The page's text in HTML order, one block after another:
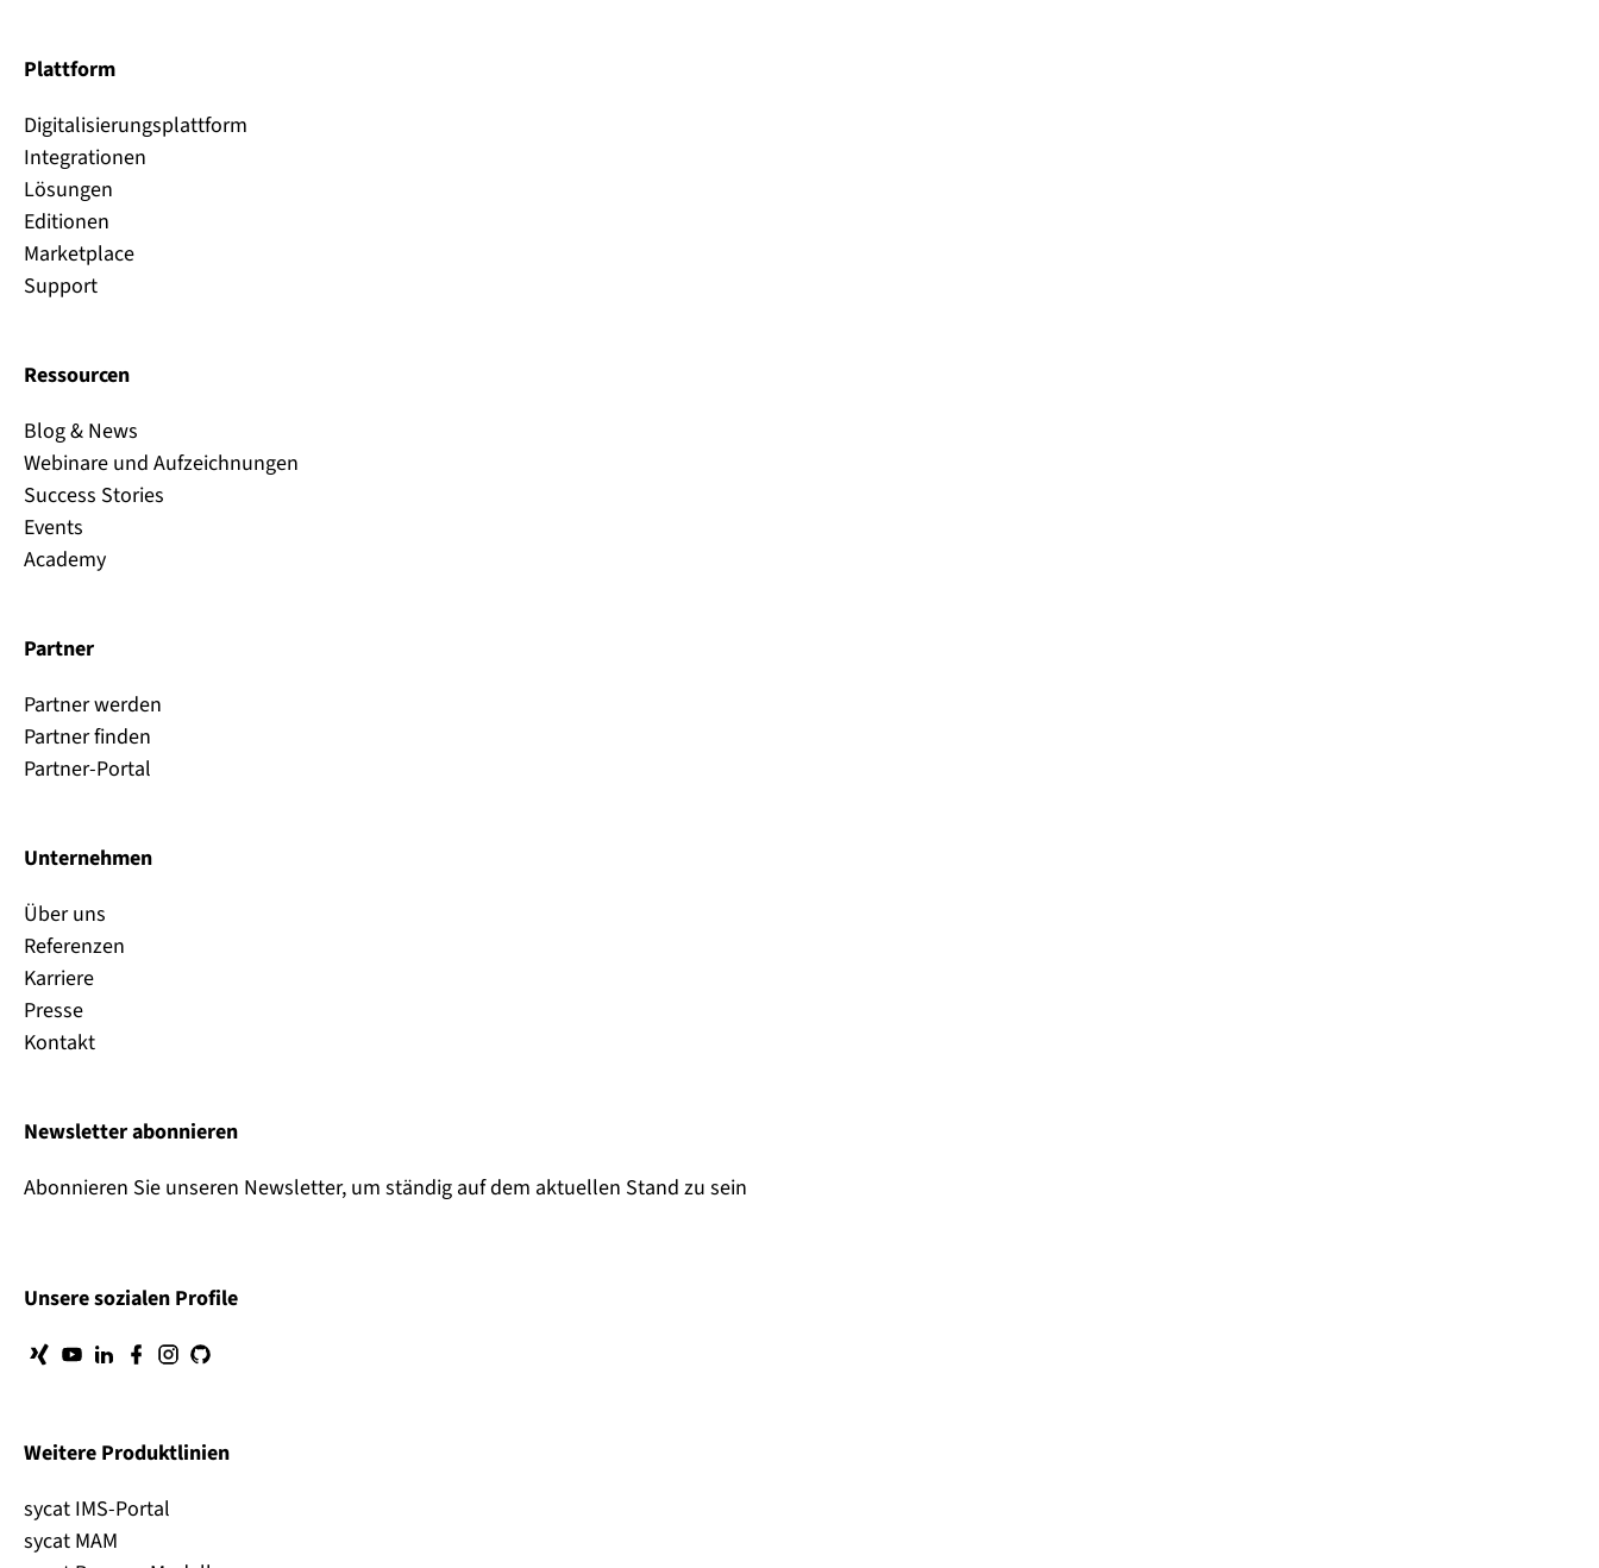
Plattform
Digitalisierungsplattform
Integrationen
Lösungen
Editionen
Marketplace
Support
Ressourcen
Blog & News
Webinare und Aufzeichnungen
Success Stories
Events
Academy
Partner
Partner werden
Partner finden
Partner-Portal
Unternehmen
Über uns
Referenzen
Karriere
Presse
Kontakt
Newsletter abonnieren
Abonnieren Sie unseren Newsletter, um ständig auf dem aktuellen Stand zu sein
Unsere sozialen Profile
Weitere Produktlinien
sycat IMS-Portal
sycat MAM